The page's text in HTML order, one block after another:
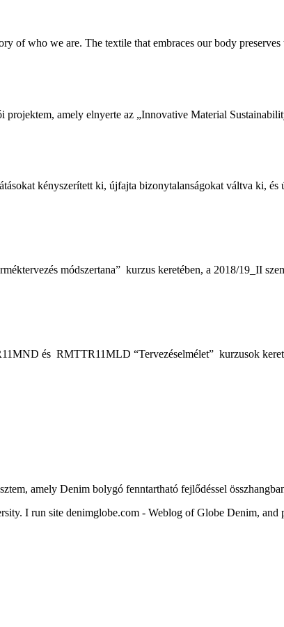
of who we are. The textile that embraces our body
amely elnyerte az „Innovative Material
kényszerített ki, újfajta bizonytalanságokat váltva ki,
módszertana” kurzus keretében, a 2018/19_II
és RMTTR11MLD “Tervezéselmélet” kurzusok
amely Denim bolygó fenntartható fejlődéssel
I run site denimglobe.com - Weblog of Globe Denim, and